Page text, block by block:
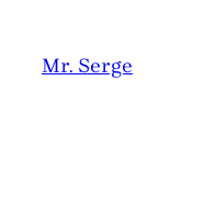
saturu
Mr. Serge